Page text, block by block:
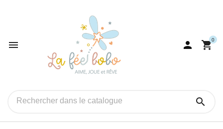
  0
